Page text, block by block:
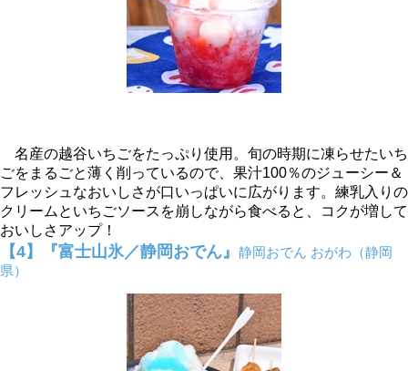
名産の越谷いちごをたっぷり使用。旬の時期に凍らせたいち
ごをまるごと薄く削っているので、果汁100％のジューシー＆
フレッシュなおいしさが口いっぱいに広がります。練乳入りの
クリームといちごソースを崩しながら食べると、コクが増して
おいしさアップ！
【4】『富士山氷／静岡おでん』 静岡おでん おがわ（静岡
県）